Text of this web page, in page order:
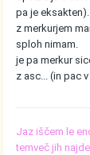
pa je eksakten).
z merkurjem
sploh nimam.
je pa merkur
z asc... (in pac
Jaz iščem le
temveč jih